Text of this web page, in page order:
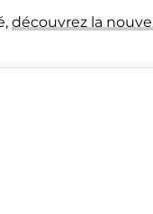
découvrez la